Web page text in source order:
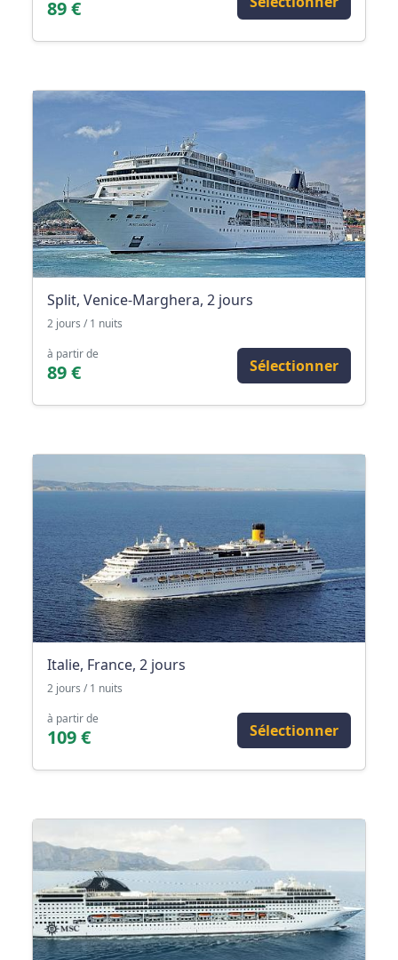
89 €
Split, Venice-Marghera, 2 jours
2 jours / 1 nuits
à partir de
89 € Sélectionner
Italie, France, 2 jours
2 jours / 1 nuits
à partir de
109 € Sélectionner